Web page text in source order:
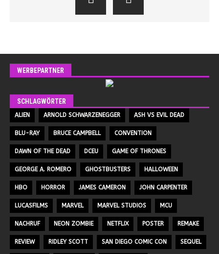
WERBEPARTNER
SCHLAGWÖRTER
ALIEN ARNOLD SCHWARZENEGGER ASH VS EVIL DEAD
BLU-RAY BRUCE CAMPBELL CONVENTION
DAWN OF THE DEAD DCEU GAME OF THRONES
GEORGE A. ROMERO GHOSTBUSTERS HALLOWEEN
HBO HORROR JAMES CAMERON JOHN CARPENTER
LUCASFILMS MARVEL MARVEL STUDIOS MCU
NACHRUF NEON ZOMBIE NETFLIX POSTER REMAKE
REVIEW RIDLEY SCOTT SAN DIEGO COMIC CON SEQUEL